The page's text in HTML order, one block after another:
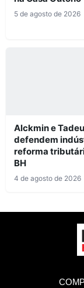
5 de agosto de 2026
Alckmin e
defendem
reforma
BH
4 de agosto de 2026